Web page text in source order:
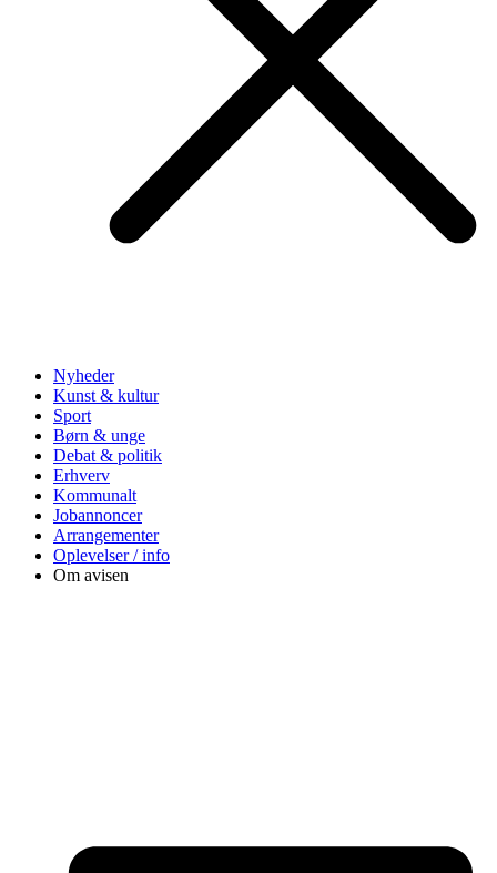
Nyheder
Kunst & kultur
Sport
Børn & unge
Debat & politik
Erhverv
Kommunalt
Jobannoncer
Arrangementer
Oplevelser / info
Om avisen